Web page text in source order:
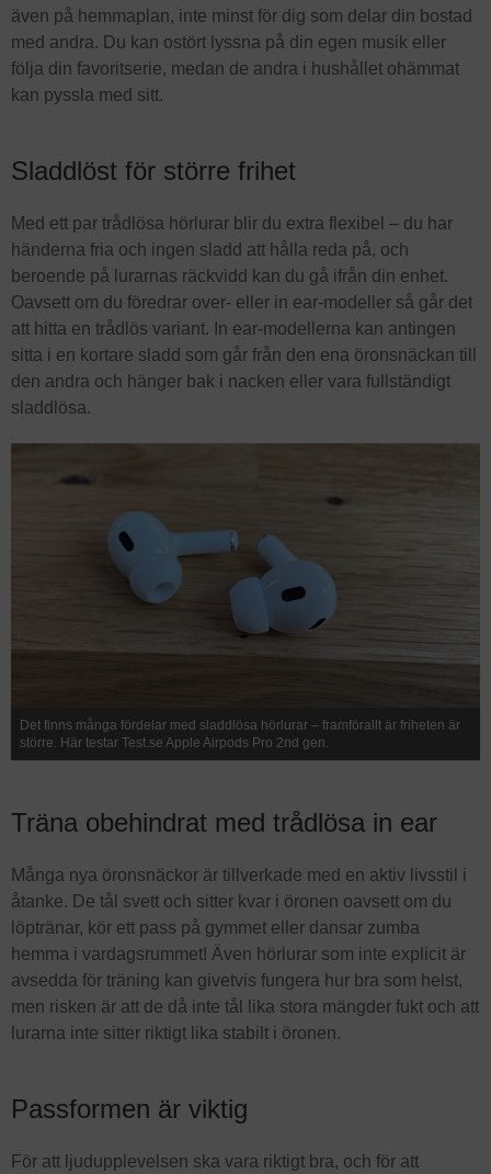
även på hemmaplan, inte minst för dig som delar din bostad
med andra. Du kan ostört lyssna på din egen musik eller
följa din favoritserie, medan de andra i hushållet ohämmat
kan pyssla med sitt.
Sladdlöst för större frihet
Med ett par trådlösa hörlurar blir du extra flexibel – du har
händerna fria och ingen sladd att hålla reda på, och
beroende på lurarnas räckvidd kan du gå ifrån din enhet.
Oavsett om du föredrar over- eller in ear-modeller så går det
att hitta en trådlös variant. In ear-modellerna kan antingen
sitta i en kortare sladd som går från den ena öronsnäckan till
den andra och hänger bak i nacken eller vara fullständigt
sladdlösa.
Det finns många fördelar med sladdlösa hörlurar – framförallt är friheten är
större. Här testar Test.se Apple Airpods Pro 2nd gen.
Träna obehindrat med trådlösa in ear
Många nya öronsnäckor är tillverkade med en aktiv livsstil i
åtanke. De tål svett och sitter kvar i öronen oavsett om du
löptränar, kör ett pass på gymmet eller dansar zumba
hemma i vardagsrummet! Även hörlurar som inte explicit är
avsedda för träning kan givetvis fungera hur bra som helst,
men risken är att de då inte tål lika stora mängder fukt och att
lurarna inte sitter riktigt lika stabilt i öronen.
Passformen är viktig
För att ljudupplevelsen ska vara riktigt bra, och för att